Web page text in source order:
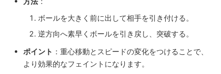
ボールを大きく前に出して相手を引き付ける。
逆方向へ素早くボールを引き戻し、突破する。
ポイント ：重心移動とスピードの変化をつけることで、
より効果的なフェイントになります。